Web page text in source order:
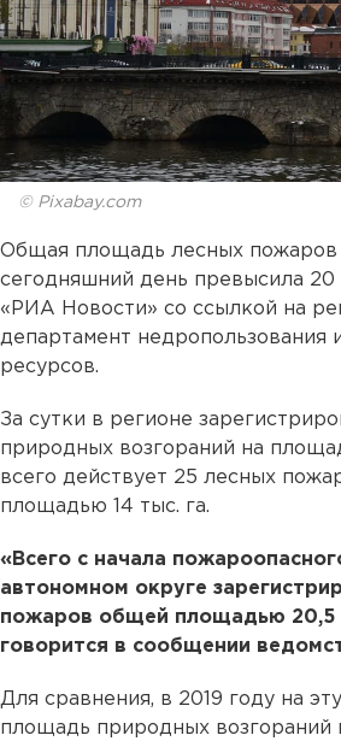
© Pixabay.com
Общая площадь лесных
сегодняшний день превысила 20
«РИА Новости» со ссылкой на
департамент недропользования
ресурсов.
За сутки в регионе
природных возгораний на
всего действует 25 лесных
площадью 14 тыс. га.
«Всего с начала
автономном округе
пожаров общей площадью 20,5
говорится в сообщении
Для сравнения, в 2019 году на
площадь природных возгораний